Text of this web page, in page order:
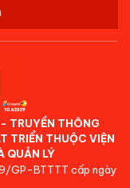
TRUYỀN THÔNG
TRIỂN THUỘC VIỆN
QUẢN LÝ
GP-BTTTT cấp ngày